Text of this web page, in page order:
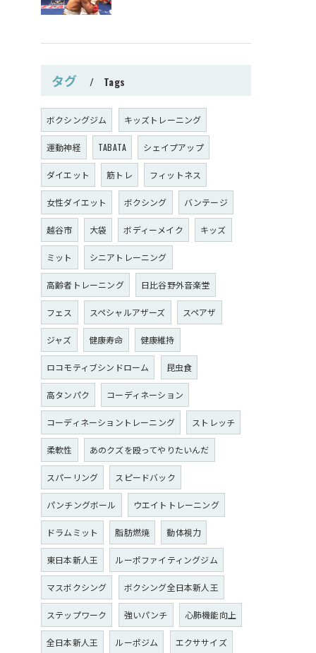
タグ Tags
ボクシングジム キッズトレーニング
運動神経 TABATA シェイプアップ
ダイエット 筋トレ フィットネス
女性ダイエット ボクシング バンテージ
越谷市 大袋 ボディーメイク キッズ
ミット シニアトレーニング
高齢者トレーニング 日比谷野外音楽堂
フェス スペシャルアザーズ スペアザ
ジャズ 健康寿命 健康維持
ロコモティブシンドローム 昆虫食
高タンパク コーディネーション
コーディネーショントレーニング ストレッチ
柔軟性 あのクズを殴ってやりたいんだ
スパーリング スピードバック
パンチングボール ウエイトトレーニング
ドラムミット 脂肪燃焼 動体視力
東日本新人王 ルーポファイティングジム
マスボクシング ボクシング全日本新人王
ステップワーク 強いパンチ 心肺機能向上
全日本新人王 ルーポジム エクササイズ